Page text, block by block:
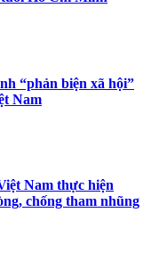
“phản biện xã hội”
Nam
Nam thực hiện
chống tham nhũng